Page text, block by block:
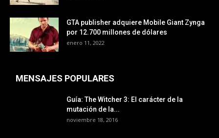
GTA publisher adquiere Mobile Giant Zynga
por 12.700 millones de dólares
enero 11, 2022
MENSAJES POPULARES
Guía: The Witcher 3: El carácter de la
mutación de la...
noviembre 18, 2016